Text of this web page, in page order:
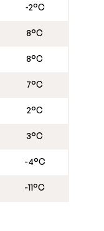
-2°C
8°C
8°C
7°C
2°C
3°C
-4°C
-11°C